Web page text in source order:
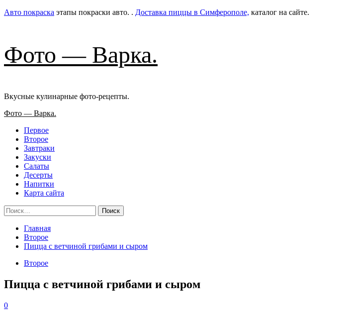
Авто покраска этапы покраски авто. . Доставка пиццы в Симферополе, каталог на сайте.
Фото — Варка.
Вкусные кулинарные фото-рецепты.
Основное
Фото — Варка.
Первое
Второе
Завтраки
Закуски
Салаты
Десерты
Напитки
Карта сайта
Найти:
Главная
Второе
Пицца с ветчиной грибами и сыром
Второе
Пицца с ветчиной грибами и сыром
0